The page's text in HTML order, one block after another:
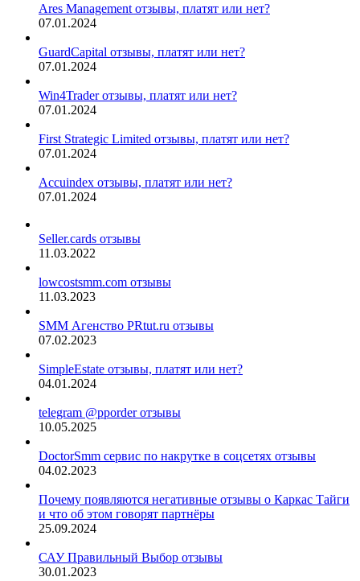
Ares Management отзывы, платят или нет?
07.01.2024
GuardCapital отзывы, платят или нет?
07.01.2024
Win4Trader отзывы, платят или нет?
07.01.2024
First Strategic Limited отзывы, платят или нет?
07.01.2024
Accuindex отзывы, платят или нет?
07.01.2024
Seller.cards отзывы
11.03.2022
lowcostsmm.com отзывы
11.03.2023
SMM Агенство PRtut.ru отзывы
07.02.2023
SimpleEstate отзывы, платят или нет?
04.01.2024
telegram @pporder отзывы
10.05.2025
DoctorSmm сервис по накрутке в соцсетях отзывы
04.02.2023
Почему появляются негативные отзывы о Каркас Тайги
и что об этом говорят партнёры
25.09.2024
САУ Правильный Выбор отзывы
30.01.2023